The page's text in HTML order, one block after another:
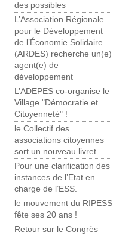
des possibles
L’Association Régionale
pour le Développement
de l’Économie Solidaire
(ARDES) recherche un(e)
agent(e) de
développement
L’ADEPES co-organise le
Village "Démocratie et
Citoyenneté" !
le Collectif des
associations citoyennes
sort un nouveau livret
Pour une clarification des
instances de l’Etat en
charge de l’ESS.
le mouvement du RIPESS
fête ses 20 ans !
Retour sur le Congrès